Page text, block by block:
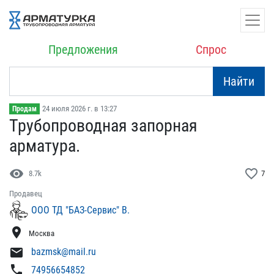
Предложения Спрос
Найти
Продам 24 июля 2026 г. в 13:27
Трубопроводная запорная ​
арматура.
visibility 8.7k favorite_border 7
Продавец
ООО ТД "БАЗ-Сервис" В.
location_on Москва
mail bazmsk@mail.ru
phone 74956654852